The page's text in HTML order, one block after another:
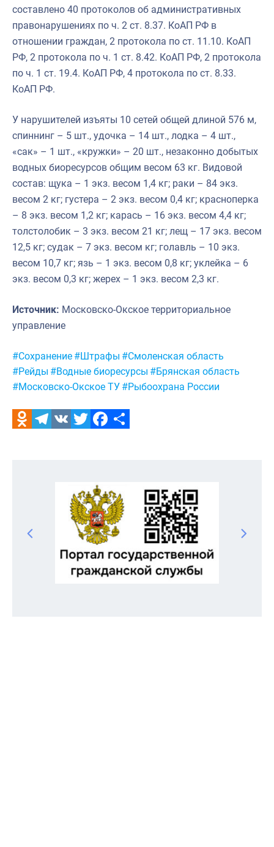
составлено 40 протоколов об административных
правонарушениях по ч. 2 ст. 8.37. КоАП РФ в
отношении граждан, 2 протокола по ст. 11.10. КоАП
РФ, 2 протокола по ч. 1 ст. 8.42. КоАП РФ, 2 протокола
по ч. 1 ст. 19.4. КоАП РФ, 4 протокола по ст. 8.33.
КоАП РФ.
У нарушителей изъяты 10 сетей общей длиной 576 м,
спиннинг – 5 шт., удочка – 14 шт., лодка – 4 шт.,
«сак» – 1 шт., «кружки» – 20 шт., незаконно добытых
водных биоресурсов общим весом 63 кг. Видовой
состав: щука – 1 экз. весом 1,4 кг; раки – 84 экз.
весом 2 кг; густера – 2 экз. весом 0,4 кг; красноперка
– 8 экз. весом 1,2 кг; карась – 16 экз. весом 4,4 кг;
толстолобик – 3 экз. весом 21 кг; лещ – 17 экз. весом
12,5 кг; судак – 7 экз. весом кг; голавль – 10 экз.
весом 10,7 кг; язь – 1 экз. весом 0,8 кг; уклейка – 6
экз. весом 0,3 кг; жерех – 1 экз. весом 2,3 кг.
Источник: Московско-Окское территориальное
управление
Метки:
#Сохранение #Штрафы #Смоленская область
#Рейды #Водные биоресурсы #Брянская область
#Московско-Окское ТУ #Рыбоохрана России